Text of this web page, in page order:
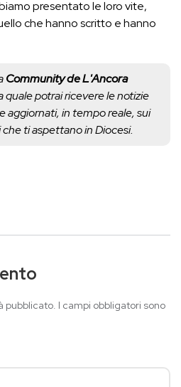
presentato le loro vite,
che hanno scritto e hanno
Community de L'Ancora
quale potrai ricevere le notizie
aggiornati, in tempo reale, sui
ti aspettano in Diocesi.
pubblicato. I campi obbligatori sono